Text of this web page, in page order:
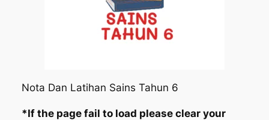
Nota Dan Latihan Sains Tahun 6
*If the page fail to load please clear your